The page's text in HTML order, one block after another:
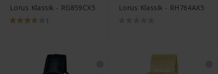
Lorus Klassik - RG859CX5
1
Lorus Klassik - RH764AX5